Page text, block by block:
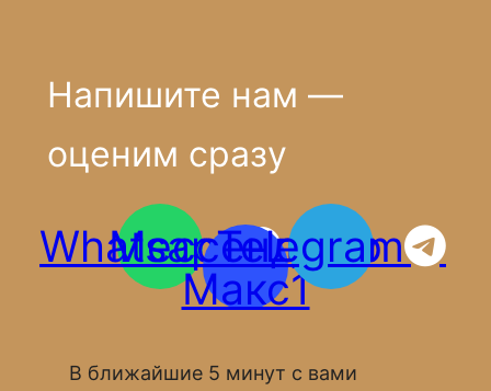
Напишите нам —
оценим сразу
Whatsapp
Мессенджер
Макс1
Telegram
В ближайшие 5 минут с вами